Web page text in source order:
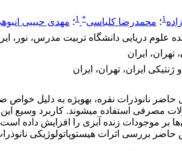
1؛ محمدرضا کلباسی*
1؛ مهدی حبیبی
علوم دریایی دانشگاه تربیت مدرس، نور،
تهران، ایران
ایران، تهران، ایران
حاضر نانوذرات نقره، به­ویژه به دلیل خواص
بر موجودات زنده آبزی را افزایش داده
بررسی اثرات هیستوپاتولوژیکی